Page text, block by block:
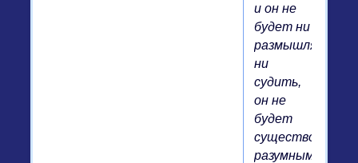
и он не
будет ни
размышлять,
ни
судить,
он не
будет
существом
разумным.